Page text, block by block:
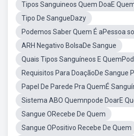
Tipos Sanguineos Quem DoaE
Tipo De SangueDazy
Podemos Saber Quem É aPessoa
ARH Negativo BolsaDe Sangue
Quais Tipos Sanguíneos E
Requisitos Para DoaçãoDe Sangue
Papel De Parede Pra QuemÉ
Sistema ABO Quemnpode DoarE
Sangue ORecebe De Quem
Sangue OPositivo Recebe De Quem